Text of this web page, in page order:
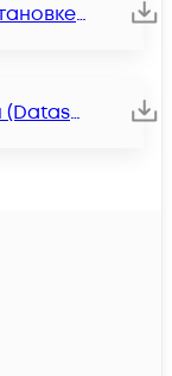
Инструкция по быстрой установке (QIG)
Техническая спецификация (Datasheet)